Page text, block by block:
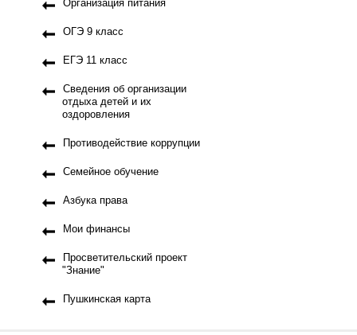
Организация питания
ОГЭ 9 класс
ЕГЭ 11 класс
Сведения об организации
отдыха детей и их
оздоровления
Противодействие коррупции
Семейное обучение
Азбука права
Мои финансы
Просветительский проект
"Знание"
Пушкинская карта